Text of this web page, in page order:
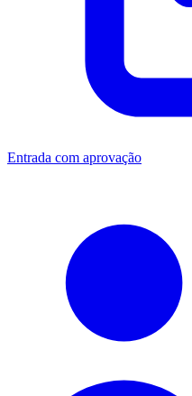
Entrada com aprovação